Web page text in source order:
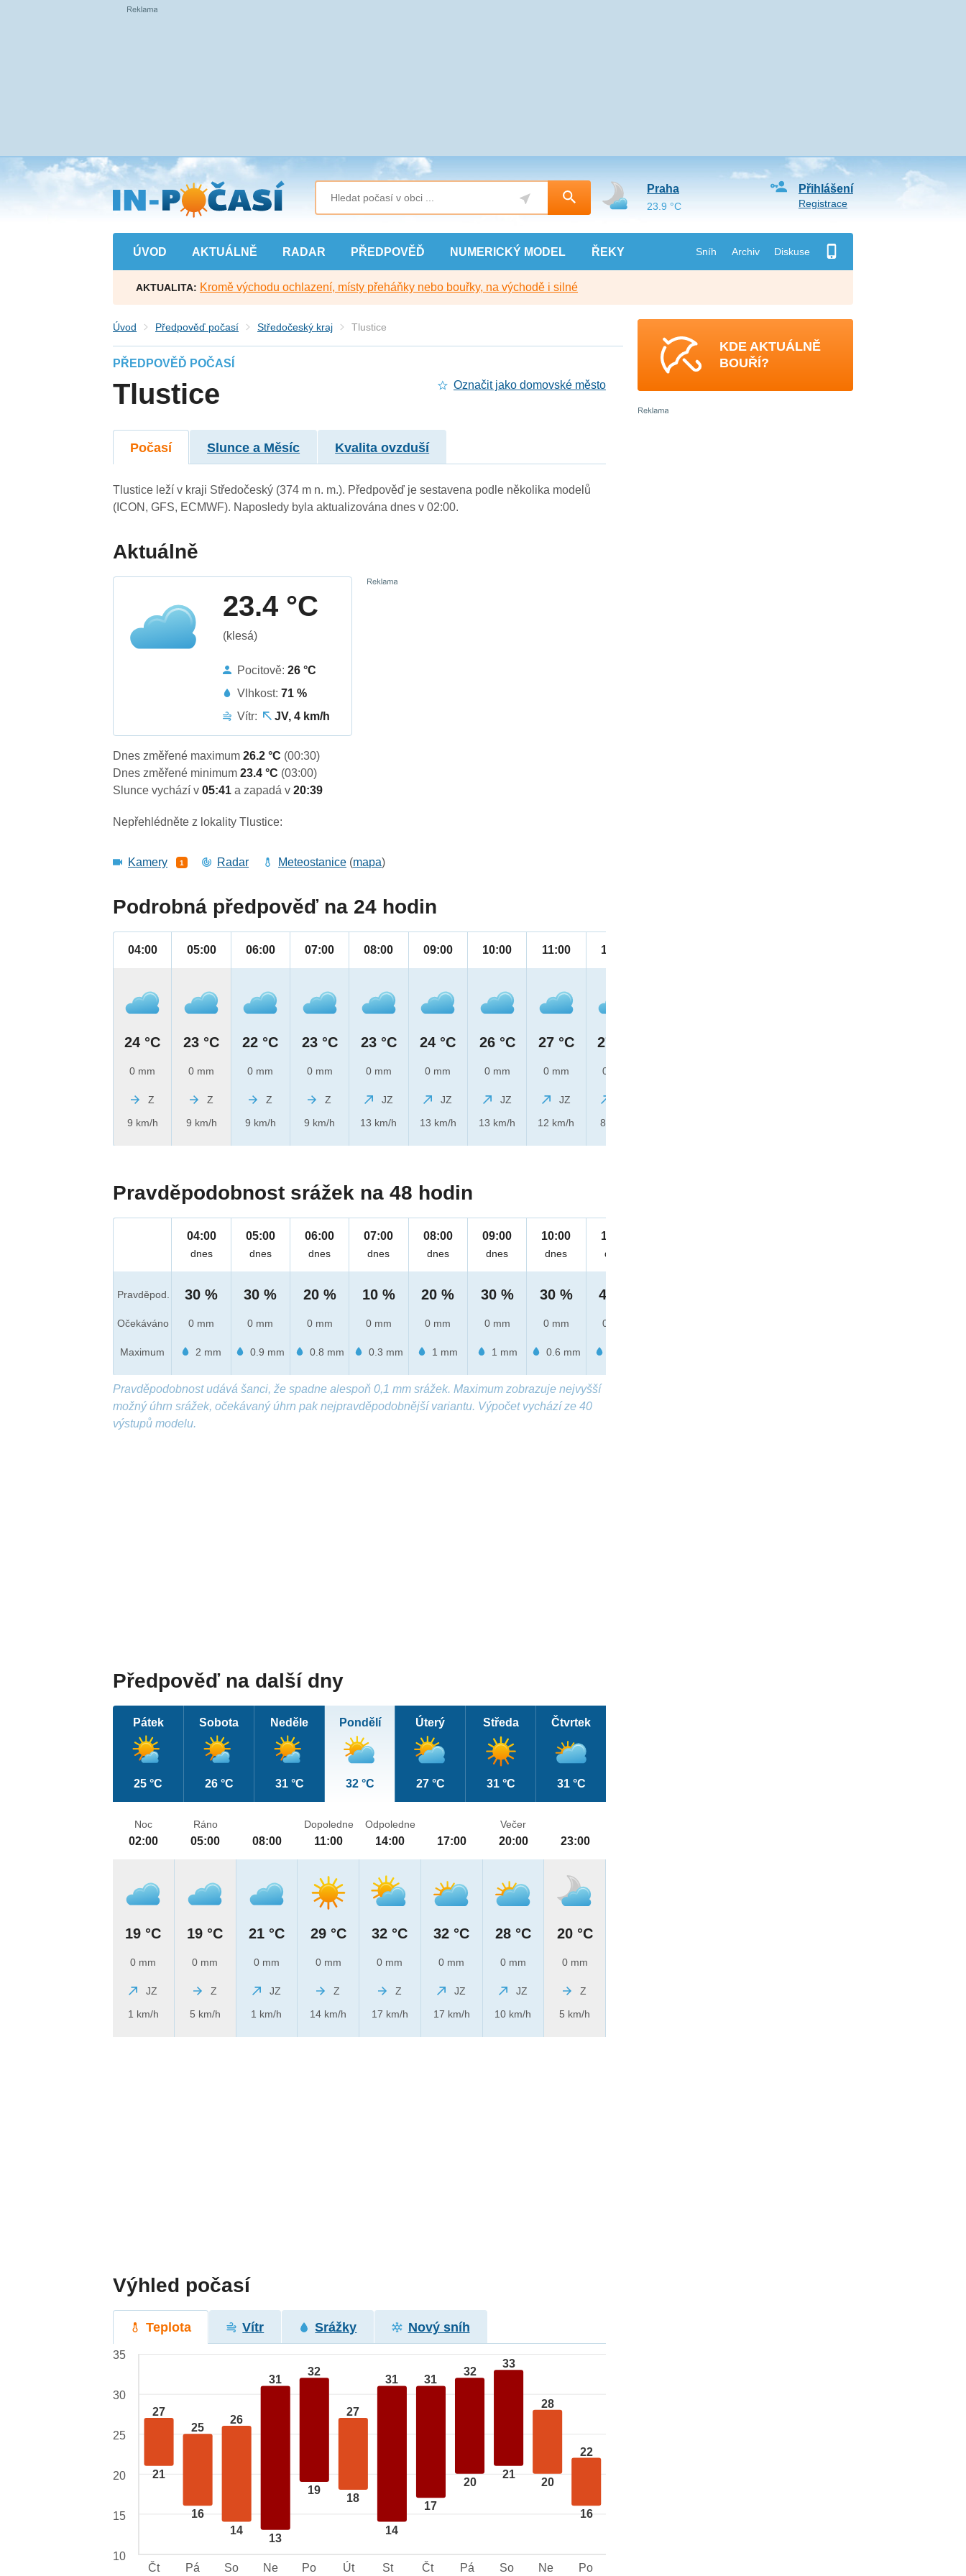
Přejít
na
hlavní
obsah
ÚVOD AKTUÁLNĚ RADAR PŘEDPOVĚĎ NUMERICKÝ MODEL ŘEKY Sníh Archiv Diskuse
Přihlášení
Registrace
Praha
23.9 °C
AKTUALITA: Kromě východu ochlazení, místy přeháňky nebo bouřky, na východě i silné
Úvod Předpověď počasí Středočeský kraj Tlustice
PŘEDPOVĚĎ POČASÍ
Tlustice Označit jako domovské město
Počasí Slunce a Měsíc Kvalita ovzduší
Tlustice leží v kraji Středočeský (374 m n. m.). Předpověď je sestavena podle několika modelů
(ICON, GFS, ECMWF). Naposledy byla aktualizována dnes v 02:00.
Aktuálně
23.4 °C
(klesá)
Pocitově:26 °C
Vlhkost:71 %
Vítr:
JV, 4 km/h
Dnes změřené maximum26.2 °C (00:30)
Dnes změřené minimum23.4 °C (03:00)
Slunce vychází v05:41a zapadá v20:39
Nepřehlédněte z lokality Tlustice:
Kamery 1 Radar Meteostanice (mapa)
Podrobná předpověď na 24 hodin
04:00
24 °C
0 mm
Z
9 km/h
05:00
23 °C
0 mm
Z
9 km/h
06:00
22 °C
0 mm
Z
9 km/h
07:00
23 °C
0 mm
Z
9 km/h
08:00
23 °C
0 mm
JZ
13 km/h
09:00
24 °C
0 mm
JZ
13 km/h
10:00
26 °C
0 mm
JZ
13 km/h
11:00
27 °C
0 mm
JZ
12 km/h
12:00
27 °C
0 mm
8 km/h
Pravděpodobnost srážek na 48 hodin
Pravděpod.
Očekáváno
Maximum
04:00
dnes
30 %
0 mm
2 mm
05:00
dnes
30 %
0 mm
0.9 mm
06:00
dnes
20 %
0 mm
0.8 mm
07:00
dnes
10 %
0 mm
0.3 mm
08:00
dnes
20 %
0 mm
1 mm
09:00
dnes
30 %
0 mm
1 mm
10:00
dnes
30 %
0 mm
0.6 mm
11:00
dnes
40 %
0 mm
Pravděpodobnost udává šanci, že spadne alespoň 0,1 mm srážek. Maximum zobrazuje nejvyšší
možný úhrn srážek, očekávaný úhrn pak nejpravděpodobnější variantu. Výpočet vychází ze 40
výstupů modelu.
Předpověď na další dny
Pátek
25 °C
Sobota
26 °C
Neděle
31 °C
Pondělí
32 °C
Úterý
27 °C
Středa
31 °C
Čtvrtek
31 °C
Noc
02:00
19 °C
0 mm
JZ
1 km/h
Ráno
05:00
19 °C
0 mm
Z
5 km/h
08:00
21 °C
0 mm
JZ
1 km/h
Dopoledne
11:00
29 °C
0 mm
Z
14 km/h
Odpoledne
14:00
32 °C
0 mm
Z
17 km/h
17:00
32 °C
0 mm
JZ
17 km/h
Večer
20:00
28 °C
0 mm
JZ
10 km/h
23:00
20 °C
0 mm
Z
5 km/h
Výhled počasí
Teplota Vítr Srážky Nový sníh
27
21
25
16
26
14
31
13
32
19
27
18
31
14
31
17
32
20
33
21
28
20
22
16
35
30
25
20
15
10
Čt
Pá So Ne Po Út St Čt Pá So Ne Po
KDE AKTUÁLNĚ
BOUŘÍ?